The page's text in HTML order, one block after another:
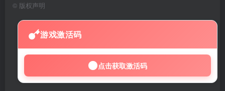
© 版权声明
游戏激活码
点击获取激活码